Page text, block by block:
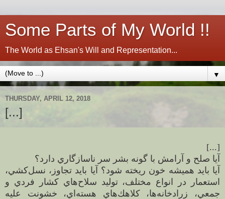
Some Parts of My World !!
The World as Ehsan's Will and Representation...
▼
THURSDAY, APRIL 12, 2018
[...]
]
...
[
آيا صلح و آرامش با گونه بشر سر ناسازگاري دارد؟
آيا بايد هميشه خون ريخته شود؟ آيا بايد تجاوز، نسل‌كشي،
استعمار در انواع مختلف، توليد سلاح‌هاي كشار فردي و
جمعي، زرادخانه‌ها، كلاهك‌هاي هسته‌اي، خشونت عليه